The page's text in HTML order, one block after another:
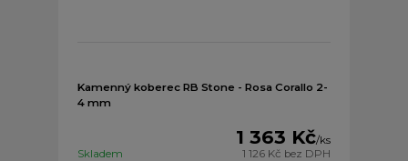
Kamenný koberec RB Stone - Rosa Corallo 2-
4 mm
1 363 Kč/ks
1 126 Kč bez DPH
Skladem